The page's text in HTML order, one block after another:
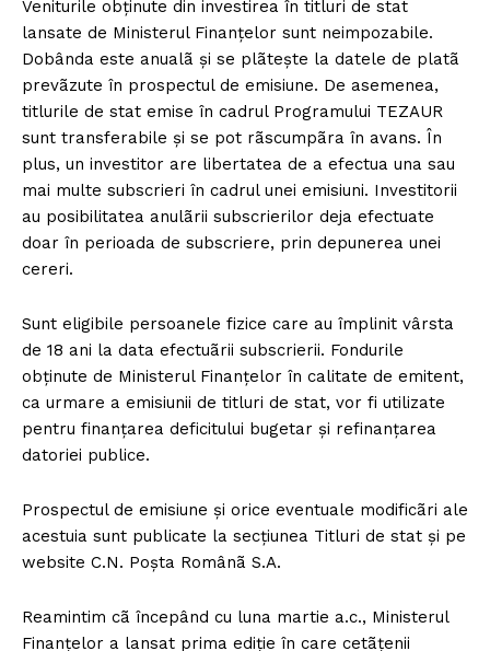
Veniturile obținute din investirea în titluri de stat
lansate de Ministerul Finanțelor sunt neimpozabile.
Dobânda este anualã și se plãtește la datele de platã
prevãzute în prospectul de emisiune. De asemenea,
titlurile de stat emise în cadrul Programului TEZAUR
sunt transferabile și se pot rãscumpãra în avans. În
plus, un investitor are libertatea de a efectua una sau
mai multe subscrieri în cadrul unei emisiuni. Investitorii
au posibilitatea anulãrii subscrierilor deja efectuate
doar în perioada de subscriere, prin depunerea unei
cereri.
Sunt eligibile persoanele fizice care au împlinit vârsta
de 18 ani la data efectuãrii subscrierii. Fondurile
obținute de Ministerul Finanțelor în calitate de emitent,
ca urmare a emisiunii de titluri de stat, vor fi utilizate
pentru finanțarea deficitului bugetar și refinanțarea
datoriei publice.
Prospectul de emisiune și orice eventuale modificãri ale
acestuia sunt publicate la secțiunea Titluri de stat și pe
website C.N. Poșta Românã S.A.
Reamintim cã începând cu luna martie a.c., Ministerul
Finanțelor a lansat prima ediție în care cetãțenii